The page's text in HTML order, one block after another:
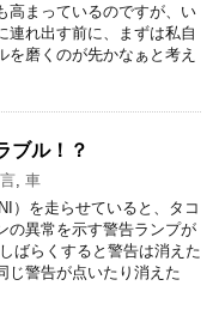
高まっているのですが、い
連れ出す前に、まずは私自
を磨くのが先かなぁと考え
ブル！？
車
）を走らせていると、タコ
の異常を示す警告ランプが
ばらくすると警告は消えた
じ警告が点いたり消えた